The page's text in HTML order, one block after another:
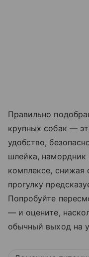
Правильно
крупных собак —
удобство,
шлейка, намордник
комплексе, снижая
прогулку
Попробуйте
— и оцените,
обычный выход на